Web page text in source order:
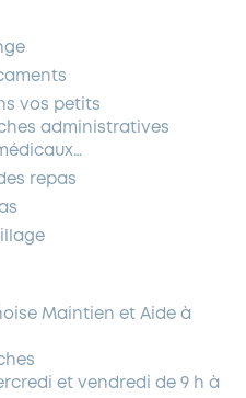
vos petits
administratives
repas
Maintien et Aide à
et vendredi de 9 h à